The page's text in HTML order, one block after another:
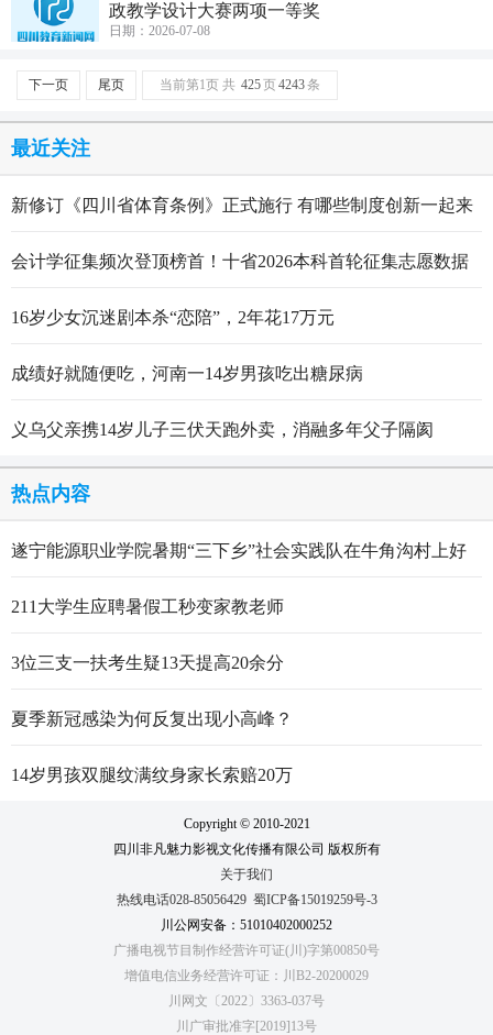
政教学设计大赛两项一等奖
日期：2026-07-08
下一页 尾页 当前第1页 共 425页4243条
最近关注
新修订《四川省体育条例》正式施行 有哪些制度创新一起来
会计学征集频次登顶榜首！十省2026本科首轮征集志愿数据
16岁少女沉迷剧本杀“恋陪”，2年花17万元
成绩好就随便吃，河南一14岁男孩吃出糖尿病
义乌父亲携14岁儿子三伏天跑外卖，消融多年父子隔阂
热点内容
遂宁能源职业学院暑期“三下乡”社会实践队在牛角沟村上好
211大学生应聘暑假工秒变家教老师
3位三支一扶考生疑13天提高20余分
夏季新冠感染为何反复出现小高峰？
14岁男孩双腿纹满纹身家长索赔20万
Copyright © 2010-2021
四川非凡魅力影视文化传播有限公司 版权所有
关于我们
热线电话028-85056429 蜀ICP备15019259号-3
川公网安备：51010402000252
广播电视节目制作经营许可证(川)字第00850号
增值电信业务经营许可证：川B2-20200029
川网文〔2022〕3363-037号
川广审批准字[2019]13号